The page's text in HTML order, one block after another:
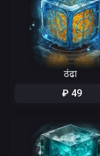
ठंढा
₽ 49